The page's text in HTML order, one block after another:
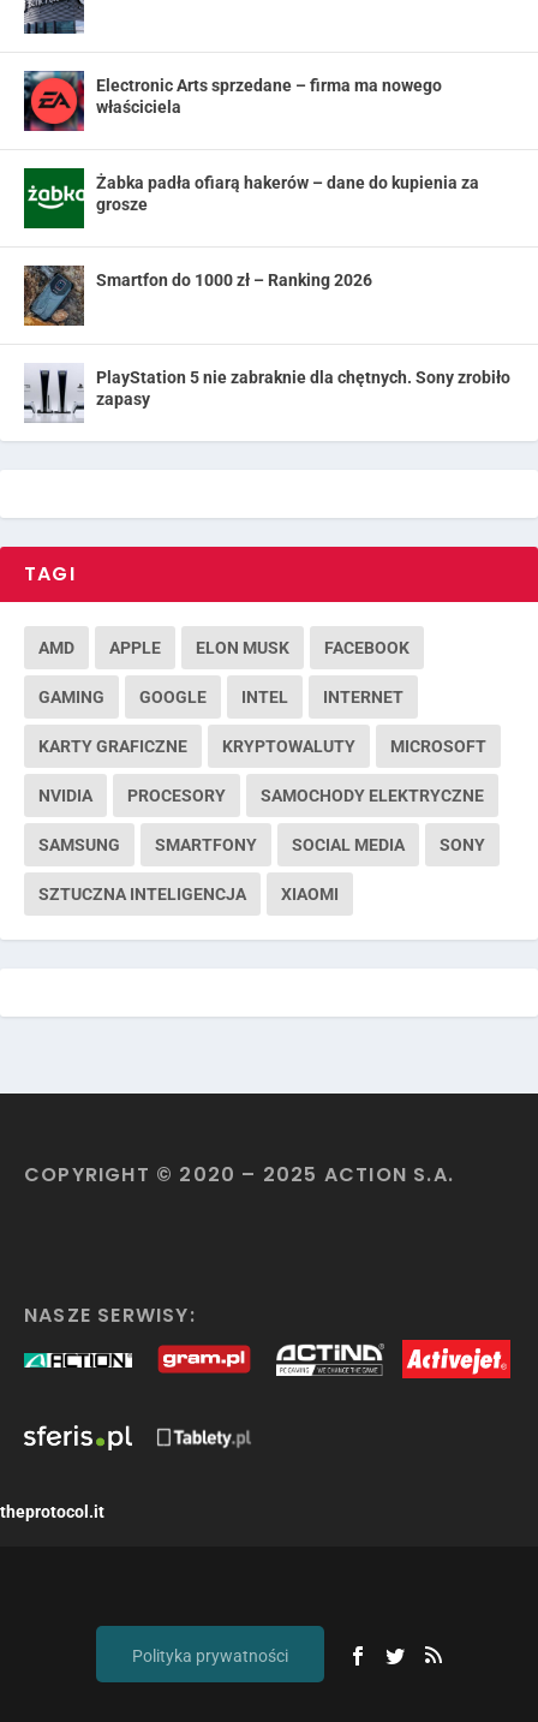
Electronic Arts sprzedane – firma ma nowego
właściciela
Żabka padła ofiarą hakerów – dane do kupienia za
grosze
Smartfon do 1000 zł – Ranking 2026
PlayStation 5 nie zabraknie dla chętnych. Sony zrobiło
zapasy
TAGI
AMD APPLE ELON MUSK FACEBOOK
GAMING GOOGLE INTEL INTERNET
KARTY GRAFICZNE KRYPTOWALUTY MICROSOFT
NVIDIA PROCESORY SAMOCHODY ELEKTRYCZNE
SAMSUNG SMARTFONY SOCIAL MEDIA SONY
SZTUCZNA INTELIGENCJA XIAOMI
COPYRIGHT © 2020 – 2025 ACTION S.A.
NASZE SERWISY:
theprotocol.it
Polityka prywatności